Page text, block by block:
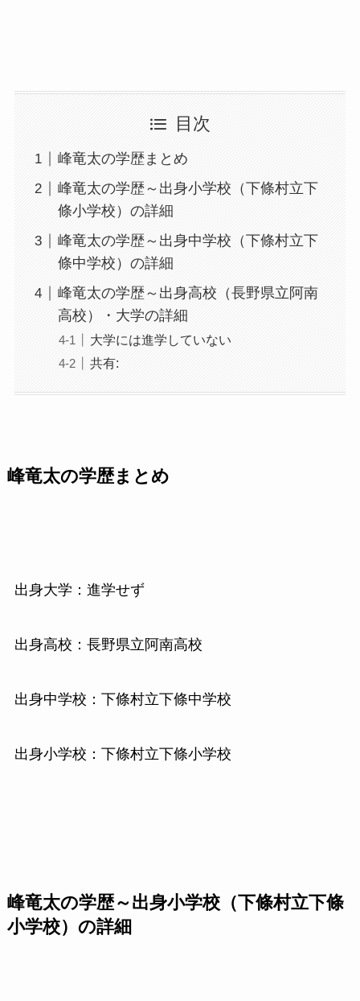
目次
峰竜太の学歴まとめ
峰竜太の学歴～出身小学校（下條村立下
條小学校）の詳細
峰竜太の学歴～出身中学校（下條村立下
條中学校）の詳細
峰竜太の学歴～出身高校（長野県立阿南
高校）・大学の詳細
大学には進学していない
共有:
峰竜太の学歴まとめ
出身大学：進学せず
出身高校：長野県立阿南高校
出身中学校：下條村立下條中学校
出身小学校：下條村立下條小学校
峰竜太の学歴～出身小学校（下條村立下條
小学校）の詳細